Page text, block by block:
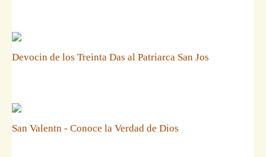
Devocin de los Treinta Das al Patriarca San Jos
San Valentn - Conoce la Verdad de Dios